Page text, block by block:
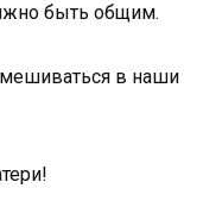
быть общим.
в наши